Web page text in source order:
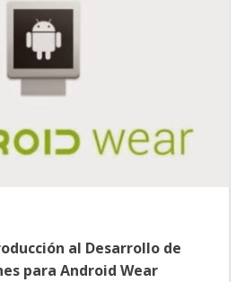
al Desarrollo de
para Android Wear